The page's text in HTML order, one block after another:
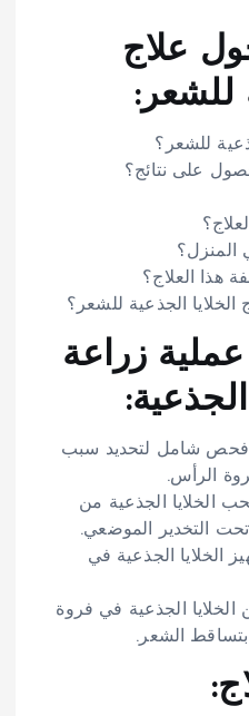
علاج
للشعر:
للشعر؟
على نتائج؟
المنزل؟
هذا العلاج؟
الجذعية للشعر؟
زراعة
فحص شامل لتحديد سبب
الرأس.
الخلايا الجذعية من
التخدير الموضعي.
الخلايا الجذعية في
الجذعية في فروة
الشعر.